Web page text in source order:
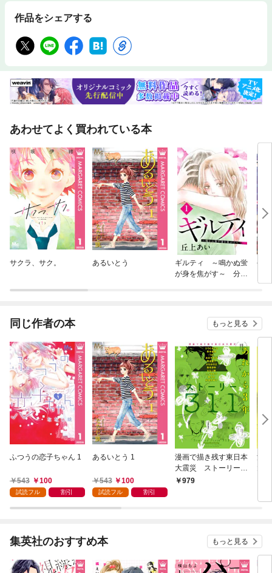
作品をシェアする
あわせてよく買われている本
サクラ、サク。 あるいとう
ギルティ ～鳴かぬ蛍
が身を焦がす～ 分冊
今
同じ作者の本 もっと見る
ふつうの恋子ちゃん 1
543 100
試読フル 割引
あるいとう 1
543 100
試読フル 割引
漫画で描き残す東日本
大震災 ストーリー31
1 あれから3年
979
漫
集英社のおすすめ本 もっと見る